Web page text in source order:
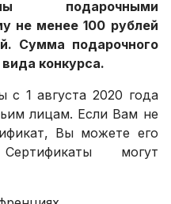
подарочными
не менее 100 рублей
Сумма подарочного
конкурса.
с 1 августа 2020 года
лицам. Если Вам не
Вы можете его
могут